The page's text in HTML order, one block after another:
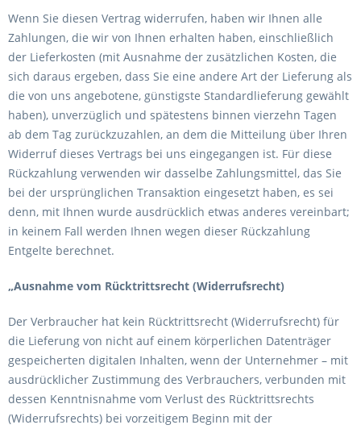
Wenn Sie diesen Vertrag widerrufen, haben wir Ihnen alle
Zahlungen, die wir von Ihnen erhalten haben, einschließlich
der Lieferkosten (mit Ausnahme der zusätzlichen Kosten, die
sich daraus ergeben, dass Sie eine andere Art der Lieferung als
die von uns angebotene, günstigste Standardlieferung gewählt
haben), unverzüglich und spätestens binnen vierzehn Tagen
ab dem Tag zurückzuzahlen, an dem die Mitteilung über Ihren
Widerruf dieses Vertrags bei uns eingegangen ist. Für diese
Rückzahlung verwenden wir dasselbe Zahlungsmittel, das Sie
bei der ursprünglichen Transaktion eingesetzt haben, es sei
denn, mit Ihnen wurde ausdrücklich etwas anderes vereinbart;
in keinem Fall werden Ihnen wegen dieser Rückzahlung
Entgelte berechnet.
„Ausnahme vom Rücktrittsrecht (Widerrufsrecht)
Der Verbraucher hat kein Rücktrittsrecht (Widerrufsrecht) für
die Lieferung von nicht auf einem körperlichen Datenträger
gespeicherten digitalen Inhalten, wenn der Unternehmer – mit
ausdrücklicher Zustimmung des Verbrauchers, verbunden mit
dessen Kenntnisnahme vom Verlust des Rücktrittsrechts
(Widerrufsrechts) bei vorzeitigem Beginn mit der